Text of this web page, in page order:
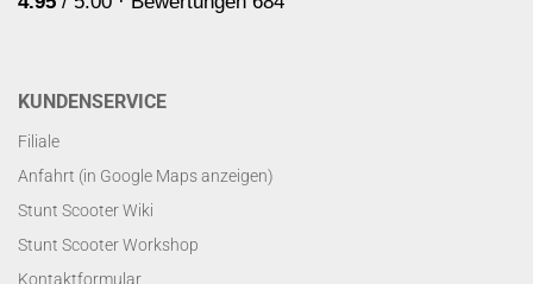
KUNDENSERVICE
Filiale
Anfahrt (in Google Maps anzeigen)
Stunt Scooter Wiki
Stunt Scooter Workshop
Kontaktformular